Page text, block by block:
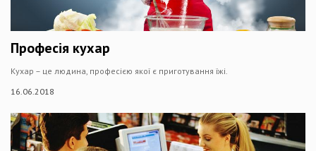
Професія кухар
Кухар – це людина, професією якої є приготування їжі.
16.06.2018